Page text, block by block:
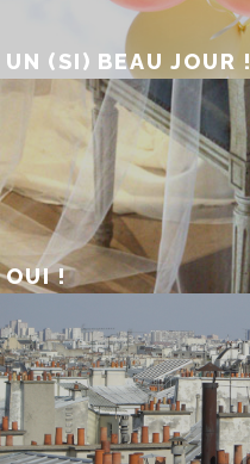
UN (SI) BEAU JOUR !
OUI !